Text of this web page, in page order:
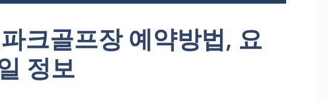
크골프장 예약방법, 요
정보